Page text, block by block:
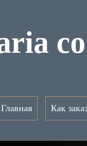
Главная Как